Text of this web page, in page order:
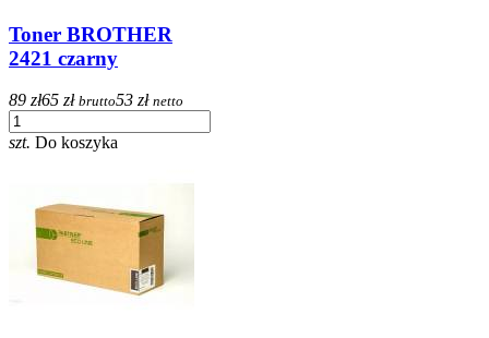
Toner BROTHER
2421 czarny
89 zł65 zł brutto53 zł netto
szt. Do koszyka